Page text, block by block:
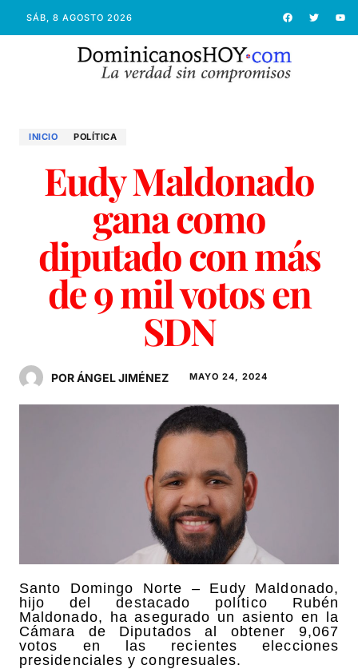
SÁB, 8 AGOSTO 2026
INICIO POLÍTICA
Eudy Maldonado
gana como
diputado con más
de 9 mil votos en
SDN
POR ÁNGEL JIMÉNEZ MAYO 24, 2024
Santo Domingo Norte – Eudy Maldonado,
hijo del destacado político Rubén
Maldonado, ha asegurado un asiento en la
Cámara de Diputados al obtener 9,067
votos en las recientes elecciones
presidenciales y congresuales.